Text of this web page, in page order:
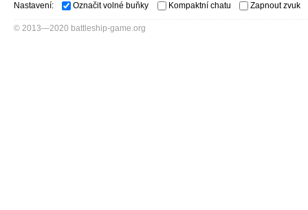
Nastavení: Označit volné buňky Kompaktní chatu Zapnout zvuk
© 2013—2020 battleship-game.org